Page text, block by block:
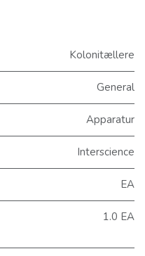
Kolonitællere
General
Apparatur
Interscience
EA
1.0 EA